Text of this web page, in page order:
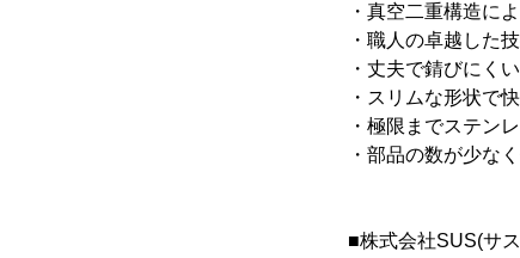
・真空二重構造に
・職人の卓越した
・丈夫で錆びにく
・スリムな形状で
・極限までステン
・部品の数が少な
■株式会社SUS(サ